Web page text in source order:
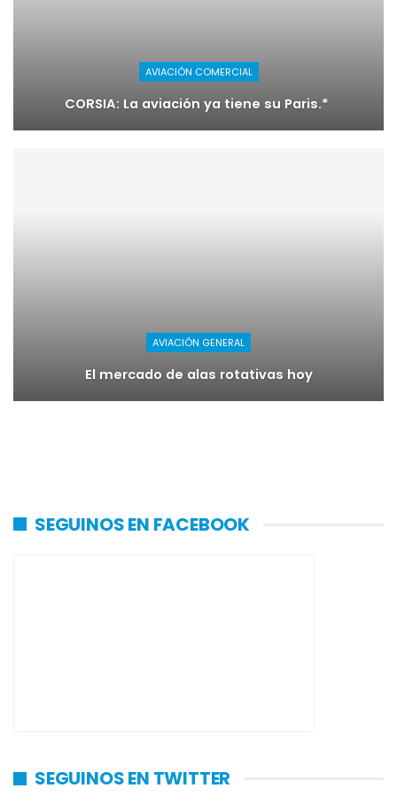
AVIACIÓN COMERCIAL
CORSIA: La aviación ya tiene su Paris.*
AVIACIÓN GENERAL
El mercado de alas rotativas hoy
SEGUINOS EN FACEBOOK
SEGUINOS EN TWITTER